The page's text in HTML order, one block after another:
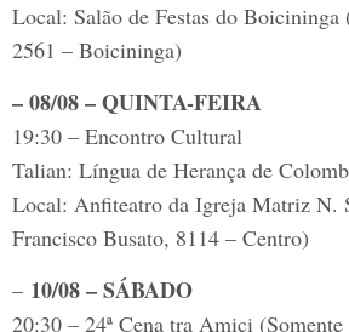
Local: Salão de Festas do
2561 – Boicininga)
– 08/08 – QUINTA-FEIRA
19:30 – Encontro Cultural
Talian: Língua de Herança de
Local: Anfiteatro da Igreja Matriz N.
Francisco Busato, 8114 – Centro)
– 10/08 – SÁBADO
20:30 – 24ª Cena tra Amici